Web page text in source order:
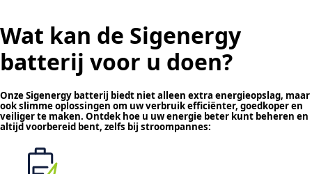
Wat kan de Sigenergy
batterij voor u doen?
Onze Sigenergy batterij biedt niet alleen extra energieopslag, maar
ook slimme oplossingen om uw verbruik efficiënter, goedkoper en
veiliger te maken. Ontdek hoe u uw energie beter kunt beheren en
altijd voorbereid bent, zelfs bij stroompannes: